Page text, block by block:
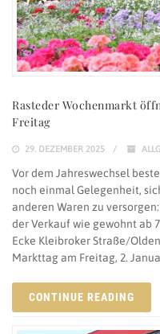
Rasteder Wochenmarkt
Freitag
29. DEZEMBER 2025
Vor dem Jahreswechsel
noch einmal Gelegenheit,
anderen Waren zu
der Verkauf wie gewohnt ab
Ecke Kleibroker Straße/
Markttag am Freitag, 2.
CONTINUE READING